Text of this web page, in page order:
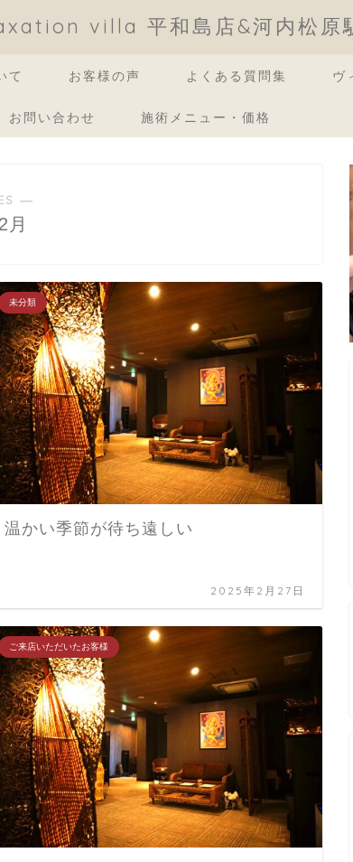
villa 平和島店&河内松原
て お客様の声 よくある質問集 ヴ
お問い合わせ 施術メニュー・価格
―
月
未分類
温かい季節が待ち遠しい
2025年2月27日
ご来店いただいたお客様